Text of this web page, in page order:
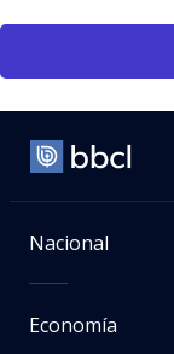
Nacional
Economía